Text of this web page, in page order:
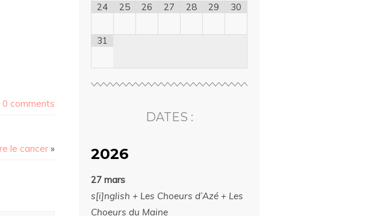
0 comments
le cancer »
24 25 26 27 28 29 30
31
DATES :
2026
27 mars
s[i]nglish + Les Choeurs d’Azé + Les
Choeurs du Maine